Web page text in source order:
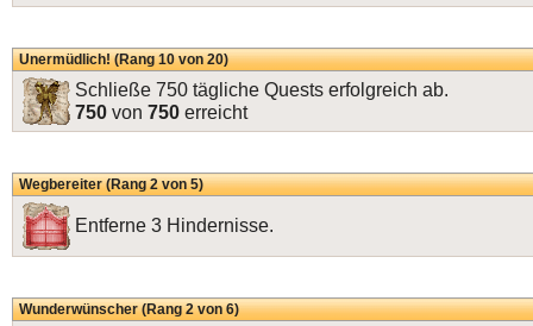
Unermüdlich! (Rang 10 von 20)
Schließe 750 tägliche Quests erfolgreich ab.
750 von 750 erreicht
Wegbereiter (Rang 2 von 5)
Entferne 3 Hindernisse.
Wunderwünscher (Rang 2 von 6)